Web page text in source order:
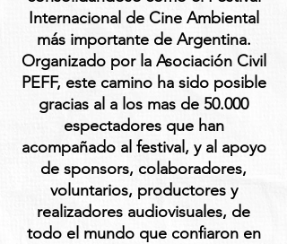
Internacional de Cine Ambiental
más importante de Argentina.
Organizado por la Asociación Civil
PEFF, este camino ha sido posible
gracias al a los mas de 50.000
espectadores que han
acompañado al festival, y al apoyo
de sponsors, colaboradores,
voluntarios, productores y
realizadores audiovisuales, de
todo el mundo que confiaron en